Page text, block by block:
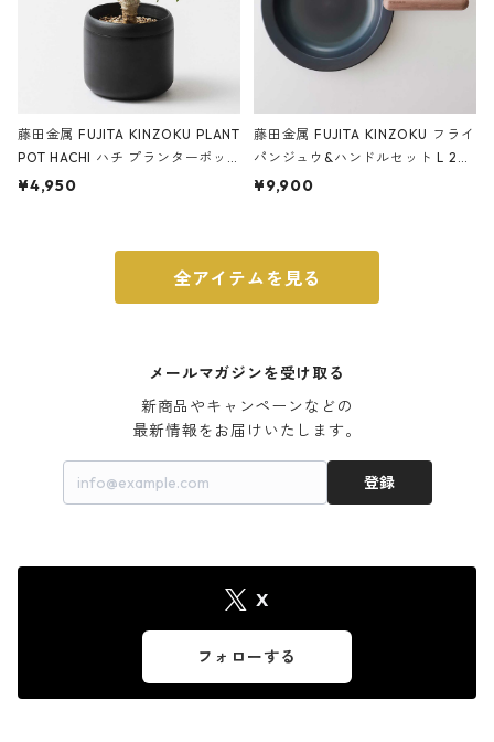
藤田金属 FUJITA KINZOKU PLANT
POT HACHI ハチ プランターポッ
ト 3号 ブラック
¥4,950
藤田金属 FUJITA KINZOKU フライ
パンジュウ&ハンドルセット L 24c
m ガス火・IH対応 鉄フライパン
¥9,900
全アイテムを見る
メールマガジンを受け取る
新商品やキャンペーンなどの
最新情報をお届けいたします。
登録
X
フォローする